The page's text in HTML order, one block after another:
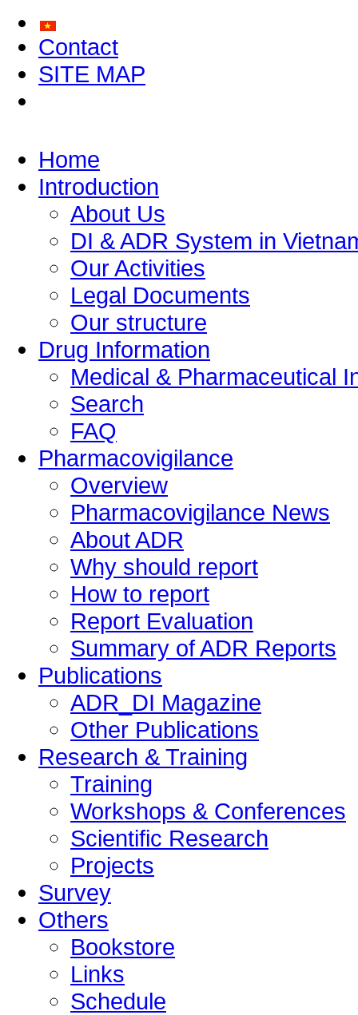
Contact
SITE MAP
Home
Introduction
About Us
DI & ADR System in
Our Activities
Legal Documents
Our structure
Drug Information
Medical & Pharmaceutical
Search
FAQ
Pharmacovigilance
Overview
Pharmacovigilance News
About ADR
Why should report
How to report
Report Evaluation
Summary of ADR Reports
Publications
ADR_DI Magazine
Other Publications
Research & Training
Training
Workshops & Conferences
Scientific Research
Projects
Survey
Others
Bookstore
Links
Schedule